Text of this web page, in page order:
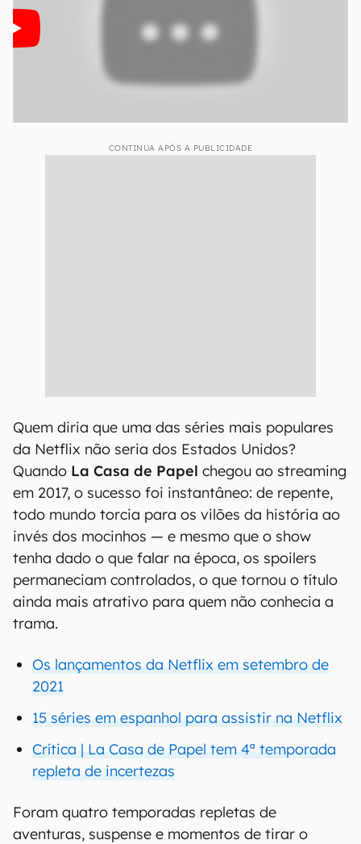
CONTINUA APÓS A PUBLICIDADE
Quem diria que uma das séries mais populares
da Netflix não seria dos Estados Unidos?
Quando La Casa de Papel chegou ao streaming
em 2017, o sucesso foi instantâneo: de repente,
todo mundo torcia para os vilões da história ao
invés dos mocinhos — e mesmo que o show
tenha dado o que falar na época, os spoilers
permaneciam controlados, o que tornou o título
ainda mais atrativo para quem não conhecia a
trama.
Os lançamentos da Netflix em setembro de
2021
15 séries em espanhol para assistir na Netflix
Crítica | La Casa de Papel tem 4ª temporada
repleta de incertezas
Foram quatro temporadas repletas de
aventuras, suspense e momentos de tirar o